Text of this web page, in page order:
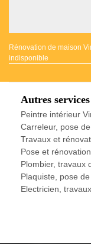
Rénovation de maison
indisponible
Autres services
Peintre intérieur
Carreleur, pose
Travaux et
Pose et
Plombier, travaux
Plaquiste, pose
Electricien,